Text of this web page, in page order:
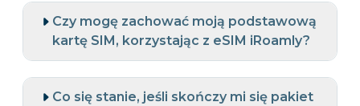
Czy mogę zachować moją podstawową
kartę SIM, korzystając z eSIM iRoamly?
Co się stanie, jeśli skończy mi się pakiet